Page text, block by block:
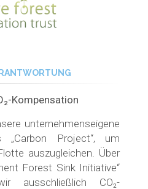
Kompensation
unternehmenseigene
„Carbon Project“, um
auszugleichen. Über
Forest Sink Initiative“
ausschließlich CO₂-